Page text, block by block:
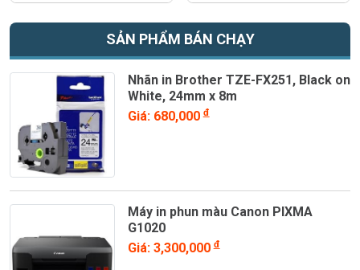
SẢN PHẨM BÁN CHẠY
Nhãn in Brother TZE-FX251, Black on
White, 24mm x 8m
Giá: 680,000đ
Máy in phun màu Canon PIXMA
G1020
Giá: 3,300,000đ